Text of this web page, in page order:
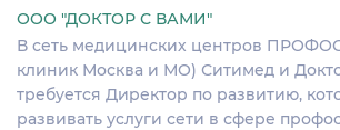
ООО "ДОКТОР С ВАМИ"
В сеть медицинских центров
клиник Москва и МО) Ситимед и
требуется Директор по развитию,
развивать услуги сети в сфере